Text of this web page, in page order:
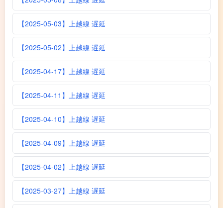
【2025-05-03】上越線 遅延
【2025-05-02】上越線 遅延
【2025-04-17】上越線 遅延
【2025-04-11】上越線 遅延
【2025-04-10】上越線 遅延
【2025-04-09】上越線 遅延
【2025-04-02】上越線 遅延
【2025-03-27】上越線 遅延